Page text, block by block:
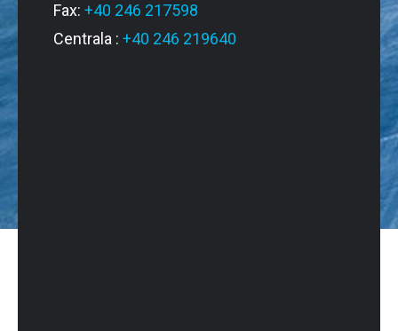
Fax: +40 246 217598
Centrala : +40 246 219640